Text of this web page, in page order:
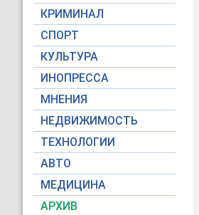
КРИМИНАЛ
СПОРТ
КУЛЬТУРА
ИНОПРЕССА
МНЕНИЯ
НЕДВИЖИМОСТЬ
ТЕХНОЛОГИИ
АВТО
МЕДИЦИНА
АРХИВ